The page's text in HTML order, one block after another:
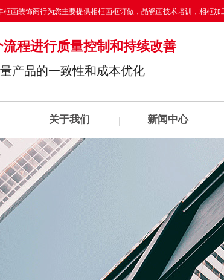
框画装饰商行为您主要提供相框画框订做 ，晶瓷画技术培训，相框
流程进行质量控制和持续改善
产品的一致性和成本优化
关于我们 新闻中心